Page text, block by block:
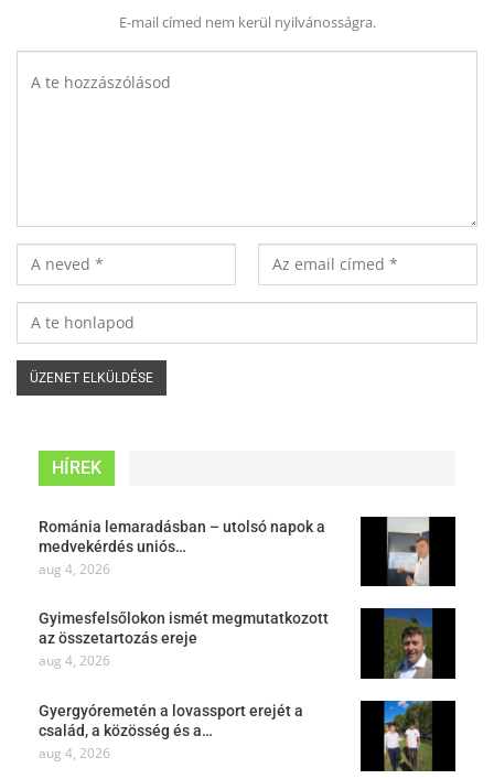
E-mail címed nem kerül nyilvánosságra.
HÍREK
Románia lemaradásban – utolsó napok a
medvekérdés uniós…
aug 4, 2026
Gyimesfelsőlokon ismét megmutatkozott
az összetartozás ereje
aug 4, 2026
Gyergyóremetén a lovassport erejét a
család, a közösség és a…
aug 4, 2026